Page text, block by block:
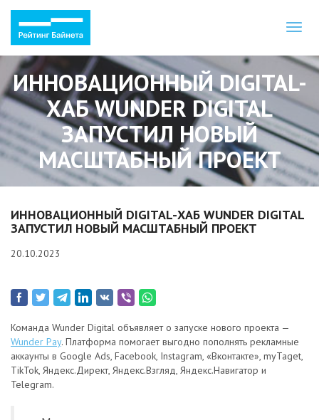
ИННОВАЦИОННЫЙ DIGITAL-
ХАБ WUNDER DIGITAL
ЗАПУСТИЛ НОВЫЙ
МАСШТАБНЫЙ ПРОЕКТ
ИННОВАЦИОННЫЙ DIGITAL-ХАБ WUNDER DIGITAL
ЗАПУСТИЛ НОВЫЙ МАСШТАБНЫЙ ПРОЕКТ
20.10.2023
Команда Wunder Digital объявляет о запуске нового проекта —
Wunder Pay. Платформа помогает выгодно пополнять рекламные
аккаунты в Google Ads, Facebook, Instagram, «Вконтакте», myTaget,
TikTok, Яндекс.Директ, Яндекс.Взгляд, Яндекс.Навигатор и
Telegram.